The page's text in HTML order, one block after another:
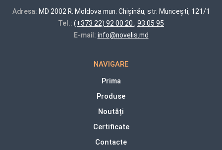
Adresa: MD 2002 R. Moldova mun. Chișinău, str. Muncești, 121/1
Tel.: (+373 22) 92 00 20 , 93 05 95
E-mail: info@novelis.md
NAVIGARE
Prima
Produse
Noutăți
Certificate
Contacte